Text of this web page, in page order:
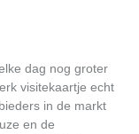
dag nog groter
visitekaartje echt
in de markt
en de